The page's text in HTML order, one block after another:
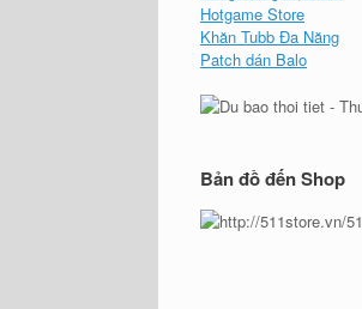
Hotgame Store
Khăn Tubb Đa Năng
Patch dán Balo
Bản đồ đến Shop